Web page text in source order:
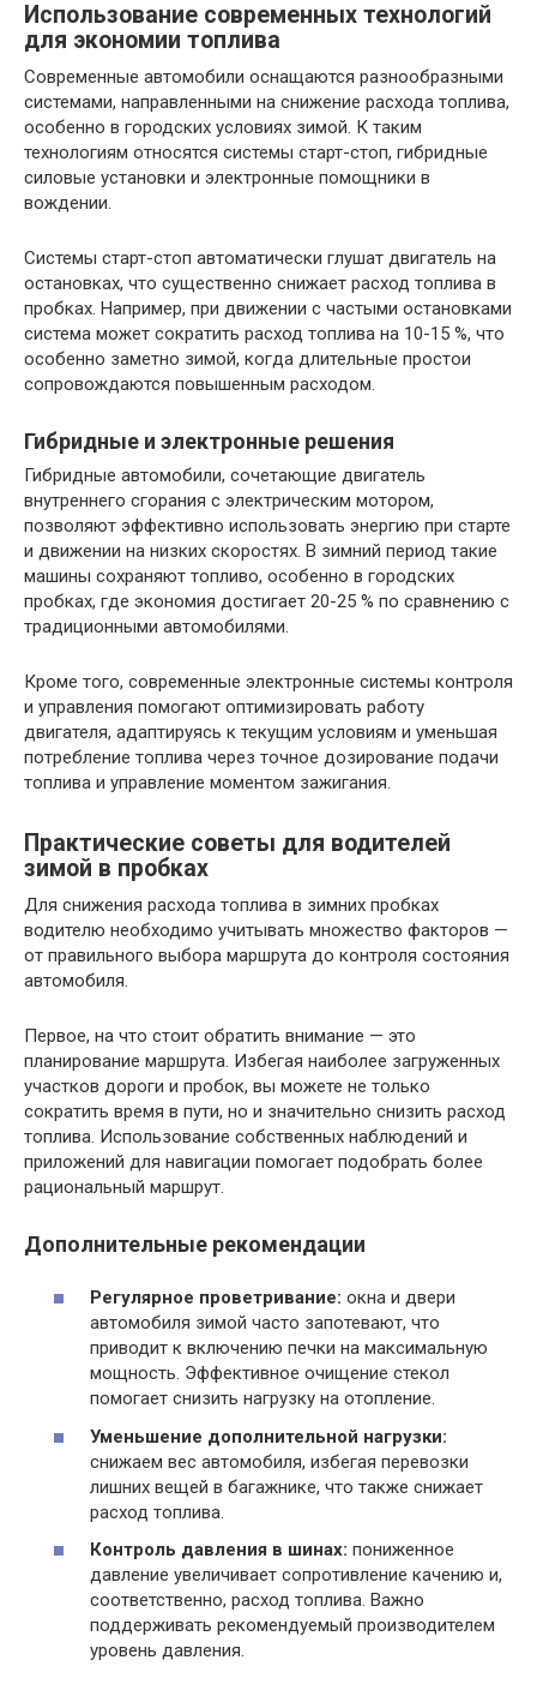
Использование современных технологий
для экономии топлива
Современные автомобили оснащаются разнообразными
системами, направленными на снижение расхода топлива,
особенно в городских условиях зимой. К таким
технологиям относятся системы старт-стоп, гибридные
силовые установки и электронные помощники в
вождении.
Системы старт-стоп автоматически глушат двигатель на
остановках, что существенно снижает расход топлива в
пробках. Например, при движении с частыми остановками
система может сократить расход топлива на 10-15 %, что
особенно заметно зимой, когда длительные простои
сопровождаются повышенным расходом.
Гибридные и электронные решения
Гибридные автомобили, сочетающие двигатель
внутреннего сгорания с электрическим мотором,
позволяют эффективно использовать энергию при старте
и движении на низких скоростях. В зимний период такие
машины сохраняют топливо, особенно в городских
пробках, где экономия достигает 20-25 % по сравнению с
традиционными автомобилями.
Кроме того, современные электронные системы контроля
и управления помогают оптимизировать работу
двигателя, адаптируясь к текущим условиям и уменьшая
потребление топлива через точное дозирование подачи
топлива и управление моментом зажигания.
Практические советы для водителей
зимой в пробках
Для снижения расхода топлива в зимних пробках
водителю необходимо учитывать множество факторов —
от правильного выбора маршрута до контроля состояния
автомобиля.
Первое, на что стоит обратить внимание — это
планирование маршрута. Избегая наиболее загруженных
участков дороги и пробок, вы можете не только
сократить время в пути, но и значительно снизить расход
топлива. Использование собственных наблюдений и
приложений для навигации помогает подобрать более
рациональный маршрут.
Дополнительные рекомендации
Регулярное проветривание: окна и двери
автомобиля зимой часто запотевают, что
приводит к включению печки на максимальную
мощность. Эффективное очищение стекол
помогает снизить нагрузку на отопление.
Уменьшение дополнительной нагрузки:
снижаем вес автомобиля, избегая перевозки
лишних вещей в багажнике, что также снижает
расход топлива.
Контроль давления в шинах: пониженное
давление увеличивает сопротивление качению и,
соответственно, расход топлива. Важно
поддерживать рекомендуемый производителем
уровень давления.